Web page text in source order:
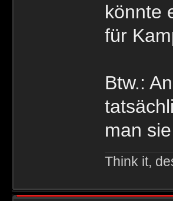
könnte
für
Btw.:
man
Think it,